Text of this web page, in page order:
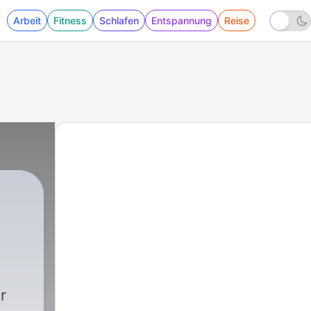
Arbeit Fitness Schlafen Entspannung Reise